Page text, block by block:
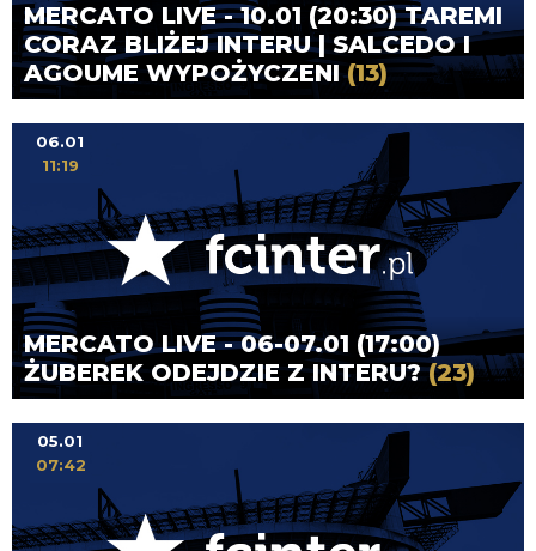
MERCATO LIVE - 10.01 (20:30) TAREMI
CORAZ BLIŻEJ INTERU | SALCEDO I
AGOUME WYPOŻYCZENI(13)
MERCATO LIVE - 06-07.01 (17:00)
ŻUBEREK ODEJDZIE Z INTERU?(23)
06.01
11:19
05.01
07:42